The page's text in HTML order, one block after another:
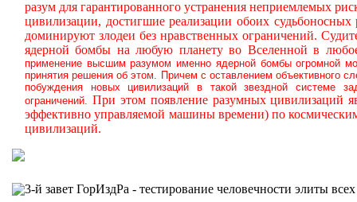
разум для гарантированного устранения неприемлемых
цивилизации, достигшие реализации обоих
доминируют злодеи без нравственных ограничений.
ядерной бомбы на любую планету во Вселенной в
применение высшим разумом именно ядерной бомбы огромной
принятия решения об этом. Причем с оставлением объективного
побуждения новых цивилизаций в такой звездной системе
ограничений. При этом появление разумных цивилизаций
эффективно управляемой машины времени) по
цивилизаций.
3-й завет ГорИздРа - тестирование человечности элиты